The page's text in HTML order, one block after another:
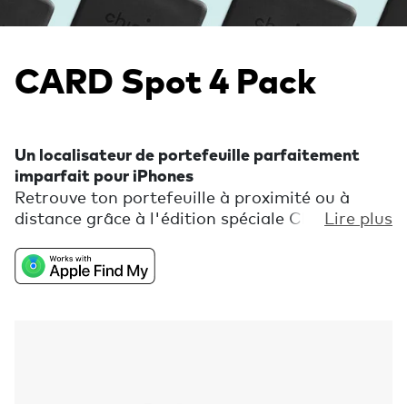
CARD Spot 4 Pack
Un localisateur de portefeuille parfaitement
imparfait pour iPhones
Retrouve ton portefeuille à proximité ou à
distance grâce à l'édition spéciale Chipolo
présentant des défauts superficiels qui
seraient autrement gaspillé. C'est un tracker
Lire plus